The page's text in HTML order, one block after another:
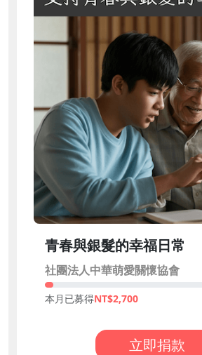
青春與銀髮的幸福日常
社團法人中華萌愛關懷協會
本月已募得 2,700
立即捐款